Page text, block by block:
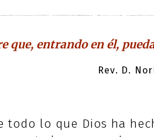
que, entrando en él,
Rev. D.
todo lo que Dios ha